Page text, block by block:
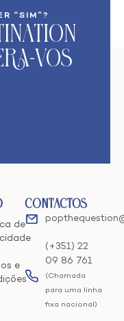
“SIM”?
vos
de
e
Contactos
(+351) 22
09 86 761
(Chamada
para uma linha
fixa nacional)